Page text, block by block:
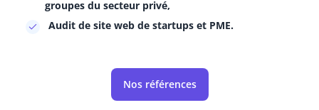
groupes du secteur privé,
Audit de site web de startups et PME.
Nos références